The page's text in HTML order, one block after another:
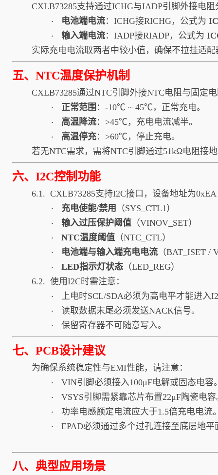
CXLB73285支持通过ICHG与IADP引脚外接电
· 电池端电流：ICHG接RICHG，公式为
· 输入端电流：IADP接RIADP，公式为
实际充电电流取两者中较小值，确保不拉挂适
五、NTC温度保护机制
CXLB73285通过NTC引脚外接NTC电阻与固定
· 正常范围 ：-10℃ ~ 45℃，正常充电。
· 高温降流：>45℃，充电电流减半。
· 高温停充：>60℃，停止充电。
若无NTC需求，需将NTC引脚通过51kΩ电阻接
六、I2C控制功能
6.1. CXLB73285支持I2C接口，设备地址为
· 充电使能/禁用 （SYS_CTL1）
· 输入过压保护阈值 （VINOV_SET）
· NTC温度阈值 （NTC_CTL）
· 电池端与输入端充电电流 （BAT_ISET /
· LED指示灯状态 （LED_REG）
6.2. 使用I2C时需注意：
· 上电时SCL/SDA必须为高电平才能进入
· 读取数据末尾必须发送NACK信号。
· 保留寄存器不可随意写入。
七、PCB设计建议
为确保系统稳定性与EMI性能，请注意：
· VIN引脚必须接入100μF电解或固态电容
· VSYS引脚需紧靠芯片布置22μF陶瓷电容
· 功率电感额定电流应大于1.5倍充电电流
· EPAD必须通过多个过孔连接至底层地
八、典型应用场景